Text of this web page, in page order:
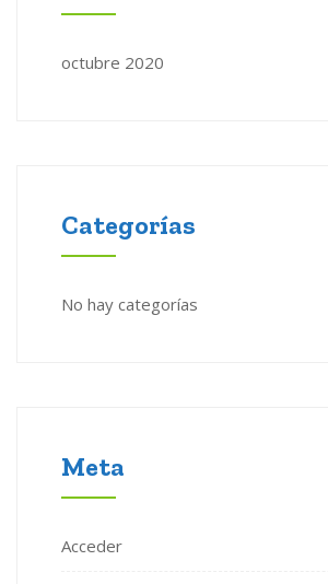
octubre 2020
Categorías
No hay categorías
Meta
Acceder